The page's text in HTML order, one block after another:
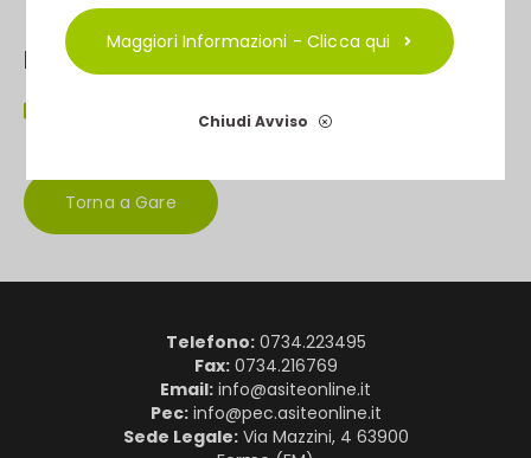
Maggiori Informazioni - Clicca qui
Chiudi Avviso
Documento principale
Scarica il documento principale >>
Torna a Gare
Telefono:0734.223495
Fax:0734.216769
Email: info@asiteonline.it
Pec:info@pec.asiteonline.it
Sede Legale:Via Mazzini, 4 63900